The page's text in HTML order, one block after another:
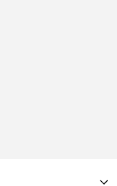
zamanda geniş